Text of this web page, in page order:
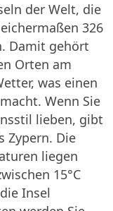
der Welt, die
326
Damit gehört
Orten am
was einen
Wenn Sie
lieben, gibt
Zypern. Die
liegen
15°C
Insel